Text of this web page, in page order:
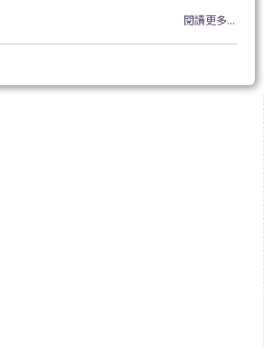
閱讀更多...